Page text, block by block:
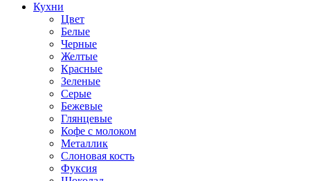
Кухни
Цвет
Белые
Черные
Желтые
Красные
Зеленые
Серые
Бежевые
Глянцевые
Кофе с молоком
Металлик
Слоновая кость
Фуксия